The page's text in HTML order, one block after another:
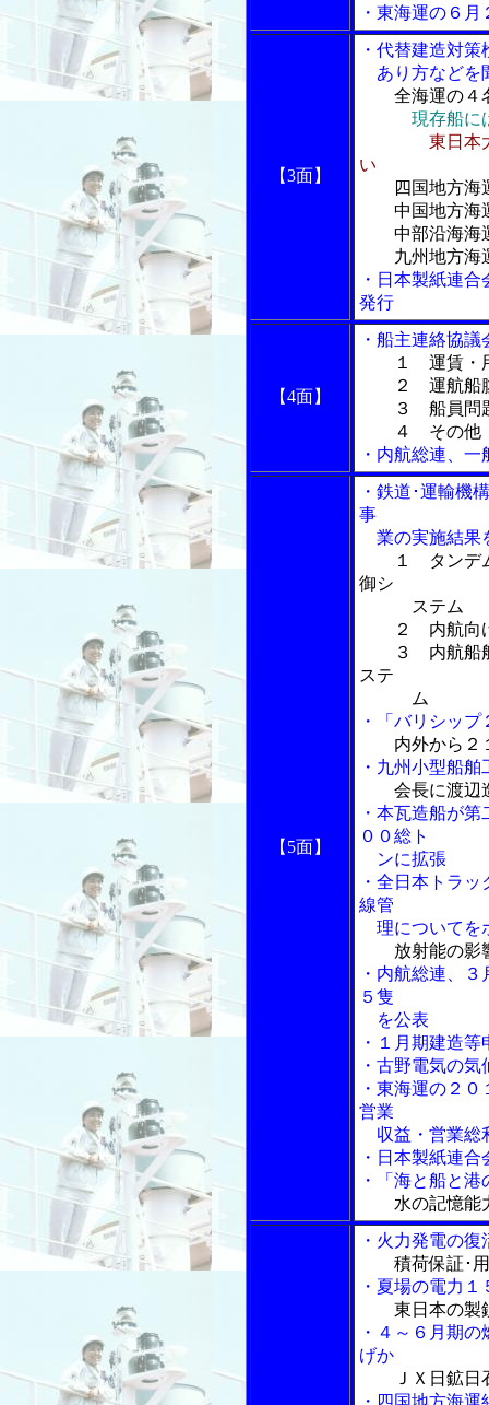
・東海運の６
【3面】
・代替建造対
あり方などを
全海運の４
現存船に
東日本
い
四国地方
中国地方海
中部沿海海
九州地方海
・日本製紙連
発行
【4面】
・船主連絡協
１ 運賃・
２ 運航船
３ 船員問
４ その他
・内航総連、
【5面】
・鉄道･運輸機
事
業の実施結果
１ タンデ
御シ
ステム
２ 内航向け
３ 内航船舶
ステ
ム
・「バリシッ
内外から２
・九州小型船
会長に渡辺造
・本瓦造船が
００総ト
ンに拡張
・全日本トラ
線管
理についてを
放射能の影
・内航総連、
５隻
を公表
・１月期建造
・古野電気の
・東海運の２
営業
収益・営業総
・日本製紙連
・「海と船と
水の記憶
・火力発電の
積荷保証･
・夏場の電力
東日本の製
・４～６月期
げか
ＪＸ日鉱
・四国地方海